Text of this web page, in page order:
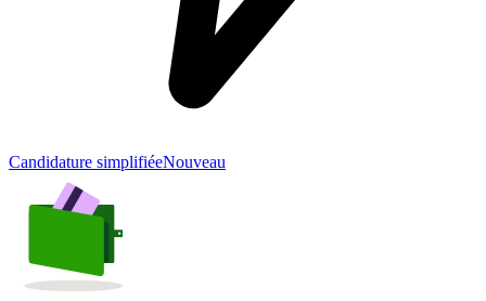
Candidature simplifiéeNouveau